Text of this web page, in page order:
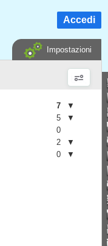
Accedi
Impostazioni
7
▼
5
▼
0
2
▼
0 ▼